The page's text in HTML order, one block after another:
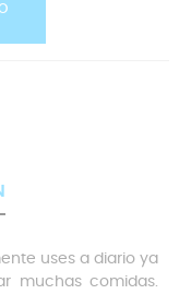
uses a diario ya
muchas comidas.